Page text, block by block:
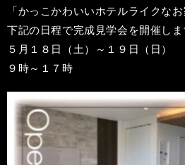
「かっこかわいいホテルライクな
下記の日程で完成見学会を開催しま
５月１８日（土）～１９日（日）
９時～１７時